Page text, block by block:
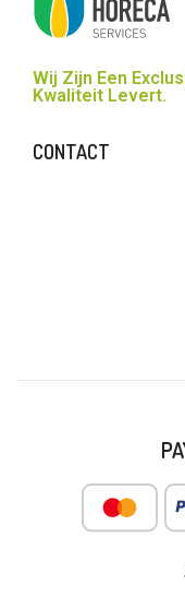
Wij Zijn Een
Kwaliteit Levert.
CONTACT